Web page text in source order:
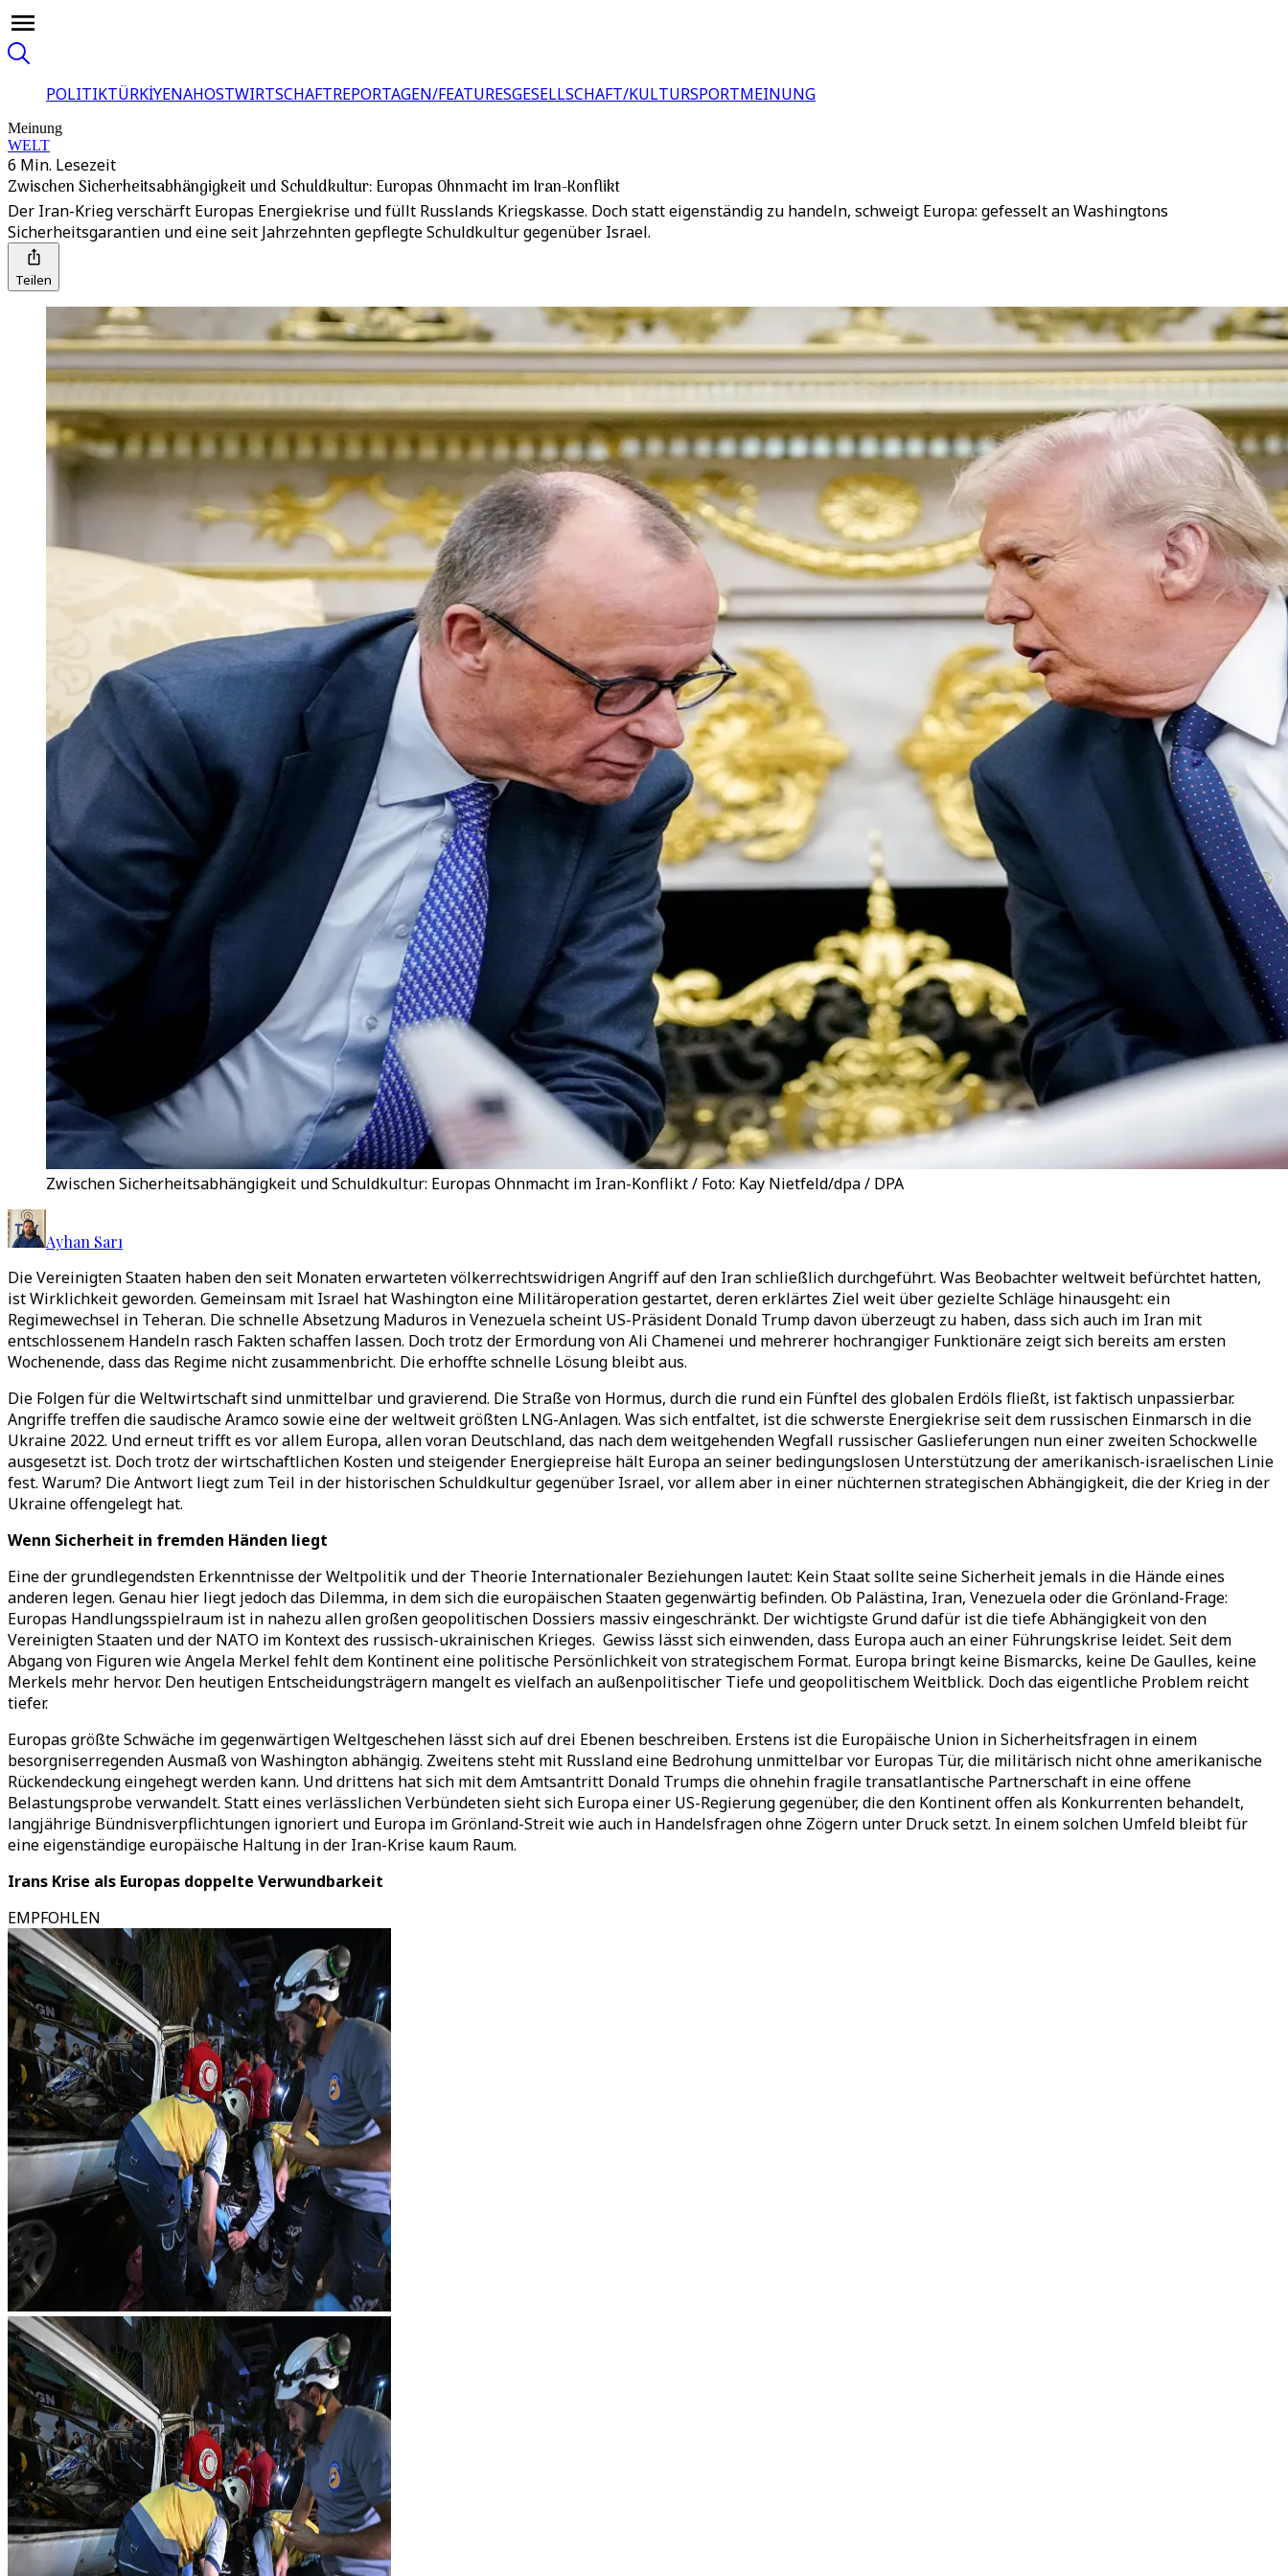
POLITIKTÜRKİYENAHOSTWIRTSCHAFTREPORTAGEN/FEATURESGESELLSCHAFT/KULTURSPORTMEINUNG
Meinung
WELT
6 Min. Lesezeit
Zwischen Sicherheitsabhängigkeit und Schuldkultur: Europas Ohnmacht im Iran-Konflikt
Der Iran-Krieg verschärft Europas Energiekrise und füllt Russlands Kriegskasse. Doch statt eigenständig zu handeln, schweigt Europa: gefesselt an Washingtons
Sicherheitsgarantien und eine seit Jahrzehnten gepflegte Schuldkultur gegenüber Israel.
Teilen
Zwischen Sicherheitsabhängigkeit und Schuldkultur: Europas Ohnmacht im Iran-Konflikt / Foto: Kay Nietfeld/dpa / DPA
Ayhan Sarı
Die Vereinigten Staaten haben den seit Monaten erwarteten völkerrechtswidrigen Angriff auf den Iran schließlich durchgeführt. Was Beobachter weltweit befürchtet hatten,
ist Wirklichkeit geworden. Gemeinsam mit Israel hat Washington eine Militäroperation gestartet, deren erklärtes Ziel weit über gezielte Schläge hinausgeht: ein
Regimewechsel in Teheran. Die schnelle Absetzung Maduros in Venezuela scheint US-Präsident Donald Trump davon überzeugt zu haben, dass sich auch im Iran mit
entschlossenem Handeln rasch Fakten schaffen lassen. Doch trotz der Ermordung von Ali Chamenei und mehrerer hochrangiger Funktionäre zeigt sich bereits am ersten
Wochenende, dass das Regime nicht zusammenbricht. Die erhoffte schnelle Lösung bleibt aus.
Die Folgen für die Weltwirtschaft sind unmittelbar und gravierend. Die Straße von Hormus, durch die rund ein Fünftel des globalen Erdöls fließt, ist faktisch unpassierbar.
Angriffe treffen die saudische Aramco sowie eine der weltweit größten LNG-Anlagen. Was sich entfaltet, ist die schwerste Energiekrise seit dem russischen Einmarsch in die
Ukraine 2022. Und erneut trifft es vor allem Europa, allen voran Deutschland, das nach dem weitgehenden Wegfall russischer Gaslieferungen nun einer zweiten Schockwelle
ausgesetzt ist. Doch trotz der wirtschaftlichen Kosten und steigender Energiepreise hält Europa an seiner bedingungslosen Unterstützung der amerikanisch-israelischen Linie
fest. Warum? Die Antwort liegt zum Teil in der historischen Schuldkultur gegenüber Israel, vor allem aber in einer nüchternen strategischen Abhängigkeit, die der Krieg in der
Ukraine offengelegt hat.
Wenn Sicherheit in fremden Händen liegt
Eine der grundlegendsten Erkenntnisse der Weltpolitik und der Theorie Internationaler Beziehungen lautet: Kein Staat sollte seine Sicherheit jemals in die Hände eines
anderen legen. Genau hier liegt jedoch das Dilemma, in dem sich die europäischen Staaten gegenwärtig befinden. Ob Palästina, Iran, Venezuela oder die Grönland-Frage:
Europas Handlungsspielraum ist in nahezu allen großen geopolitischen Dossiers massiv eingeschränkt. Der wichtigste Grund dafür ist die tiefe Abhängigkeit von den
Vereinigten Staaten und der NATO im Kontext des russisch-ukrainischen Krieges. Gewiss lässt sich einwenden, dass Europa auch an einer Führungskrise leidet. Seit dem
Abgang von Figuren wie Angela Merkel fehlt dem Kontinent eine politische Persönlichkeit von strategischem Format. Europa bringt keine Bismarcks, keine De Gaulles, keine
Merkels mehr hervor. Den heutigen Entscheidungsträgern mangelt es vielfach an außenpolitischer Tiefe und geopolitischem Weitblick. Doch das eigentliche Problem reicht
tiefer.
Europas größte Schwäche im gegenwärtigen Weltgeschehen lässt sich auf drei Ebenen beschreiben. Erstens ist die Europäische Union in Sicherheitsfragen in einem
besorgniserregenden Ausmaß von Washington abhängig. Zweitens steht mit Russland eine Bedrohung unmittelbar vor Europas Tür, die militärisch nicht ohne amerikanische
Rückendeckung eingehegt werden kann. Und drittens hat sich mit dem Amtsantritt Donald Trumps die ohnehin fragile transatlantische Partnerschaft in eine offene
Belastungsprobe verwandelt. Statt eines verlässlichen Verbündeten sieht sich Europa einer US-Regierung gegenüber, die den Kontinent offen als Konkurrenten behandelt,
langjährige Bündnisverpflichtungen ignoriert und Europa im Grönland-Streit wie auch in Handelsfragen ohne Zögern unter Druck setzt. In einem solchen Umfeld bleibt für
eine eigenständige europäische Haltung in der Iran-Krise kaum Raum.
Irans Krise als Europas doppelte Verwundbarkeit
EMPFOHLEN